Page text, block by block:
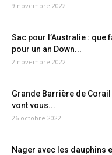
9 novembre 2022
Sac pour l’Australie : que
pour un an Down...
2 novembre 2022
Grande Barrière de
vont vous...
26 octobre 2022
Nager avec les dauphins